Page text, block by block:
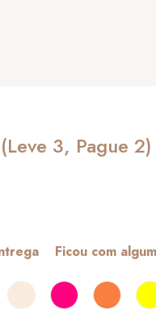
3, Pague 2)
Ficou com